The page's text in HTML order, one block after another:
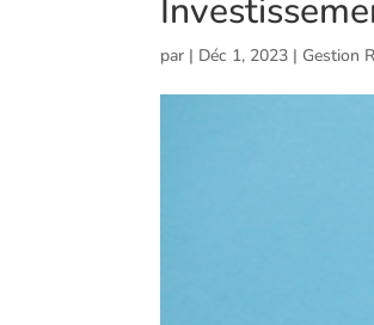
par | Déc 1, 2023 | Gestion